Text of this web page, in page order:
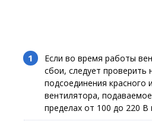
Если во время работы
сбои, следует проверить
подсоединения красного
вентилятора,
пределах от 100 до 220 В